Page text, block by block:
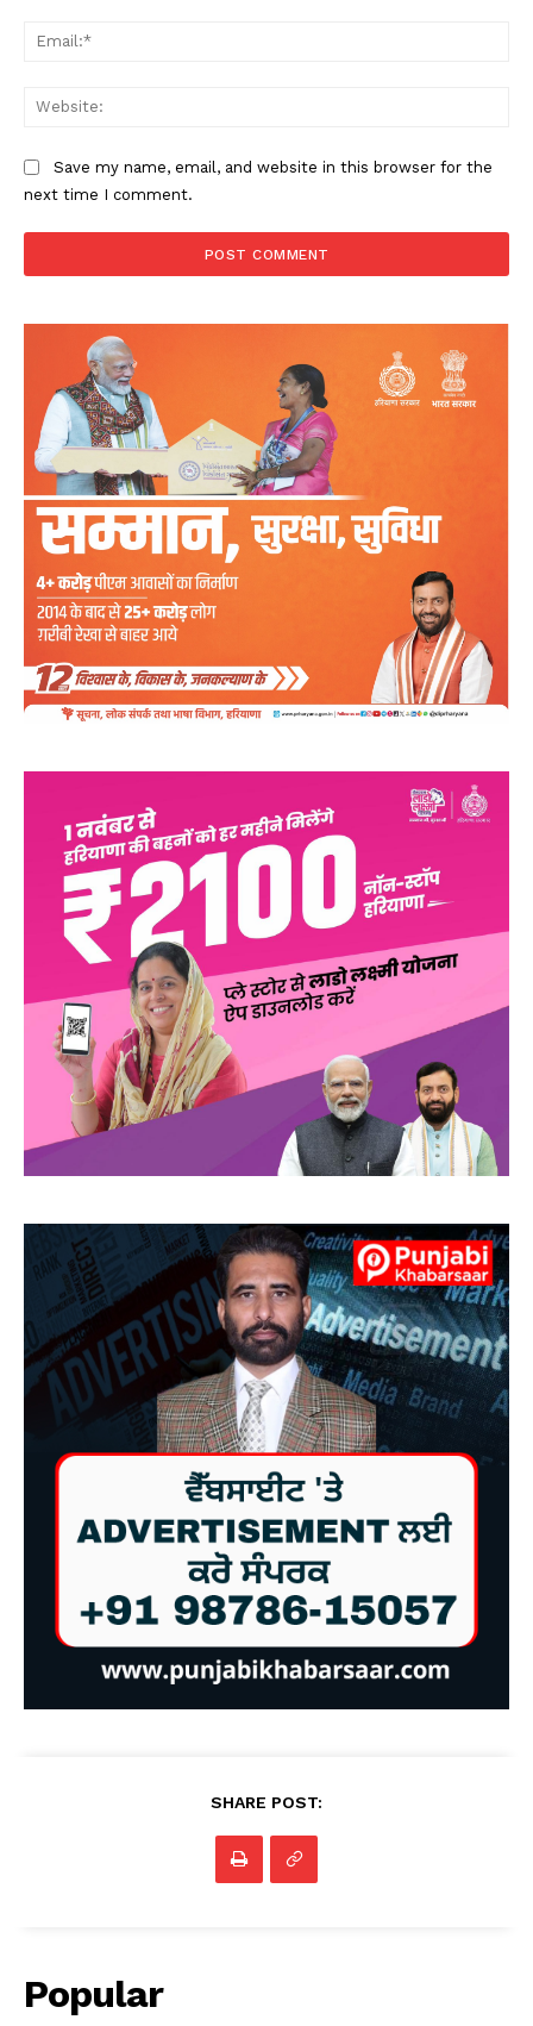
Save my name, email, and website in this browser for the
next time I comment.
SHARE POST:
Popular